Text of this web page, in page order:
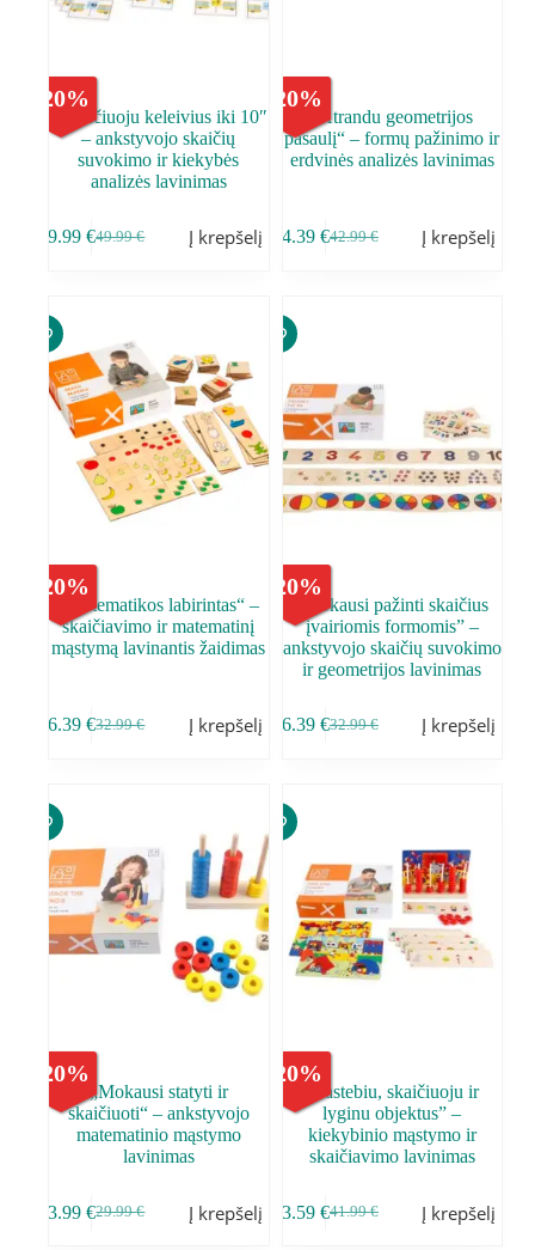
20%
,,Skaičiuoju keleivius iki 10″
– ankstyvojo skaičių
suvokimo ir kiekybės
analizės lavinimas
49.99€
39.99€ Į krepšelį
20%
„Atrandu geometrijos
pasaulį“ – formų pažinimo ir
erdvinės analizės lavinimas
42.99€
34.39 € Į krepšelį
20%
„Matematikos labirintas“ –
skaičiavimo ir matematinį
mąstymą lavinantis žaidimas
32.99€
26.39€ Į krepšelį
20%
„Mokausi pažinti skaičius
įvairiomis formomis” –
ankstyvojo skaičių suvokimo
ir geometrijos lavinimas
32.99€
26.39 € Į krepšelį
20%
„Mokausi statyti ir
skaičiuoti“ – ankstyvojo
matematinio mąstymo
lavinimas
29.99€
23.99€ Į krepšelį
20%
„Pastebiu, skaičiuoju ir
lyginu objektus” –
kiekybinio mąstymo ir
skaičiavimo lavinimas
41.99€
33.59 € Į krepšelį